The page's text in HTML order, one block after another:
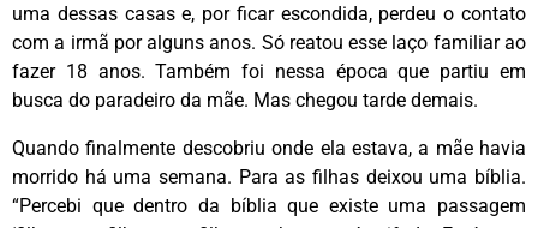
uma dessas casas e, por ficar escondida, perdeu o contato
com a irmã por alguns anos. Só reatou esse laço familiar ao
fazer 18 anos. Também foi nessa época que partiu em
busca do paradeiro da mãe. Mas chegou tarde demais.
Quando finalmente descobriu onde ela estava, a mãe havia
morrido há uma semana. Para as filhas deixou uma bíblia.
“Percebi que dentro da bíblia que existe uma passagem